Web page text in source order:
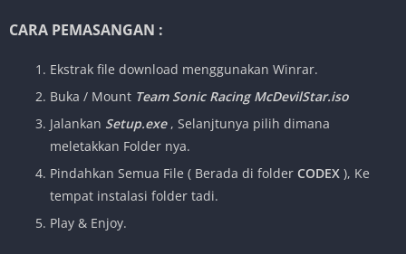
CARA PEMASANGAN :
Ekstrak file download menggunakan Winrar.
Buka / Mount Team Sonic Racing McDevilStar.iso
Jalankan Setup.exe, Selanjtunya pilih dimana
meletakkan Folder nya.
Pindahkan Semua File ( Berada di folder CODEX ), Ke
tempat instalasi folder tadi.
Play & Enjoy.